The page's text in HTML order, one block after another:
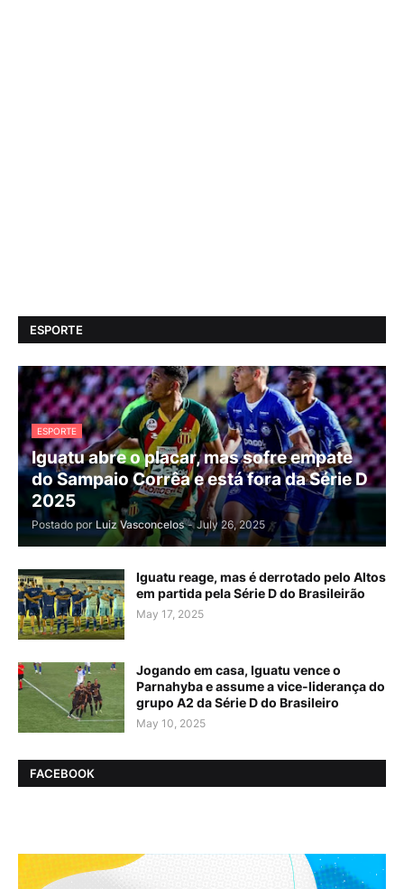
ESPORTE
ESPORTE
Iguatu abre o placar, mas sofre empate
do Sampaio Corrêa e está fora da Série D
2025
Postado por Luiz Vasconcelos - July 26, 2025
Iguatu reage, mas é derrotado pelo Altos
em partida pela Série D do Brasileirão
May 17, 2025
Jogando em casa, Iguatu vence o
Parnahyba e assume a vice-liderança do
grupo A2 da Série D do Brasileiro
May 10, 2025
FACEBOOK